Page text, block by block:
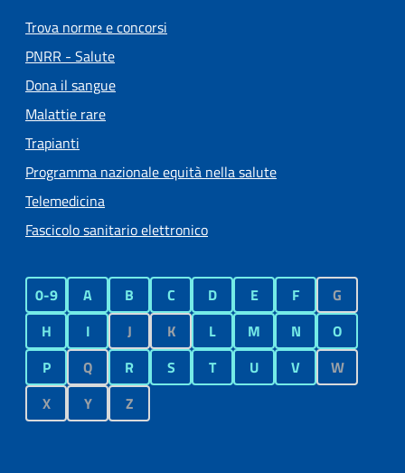
Trova norme e concorsi
PNRR - Salute
Dona il sangue
Malattie rare
Trapianti
Programma nazionale equità nella salute
Telemedicina
Fascicolo sanitario elettronico
0-9 A B C D E F
G
H
I J K L M N
O
P
Q R S T U V
W
X
Y Z